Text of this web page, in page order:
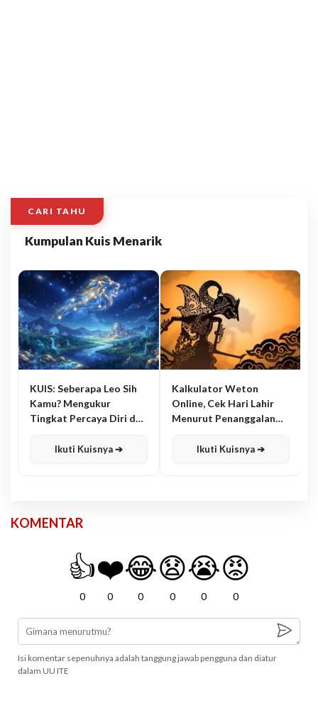
CARI TAHU
Kumpulan Kuis Menarik
KUIS: Seberapa Leo Sih
Kamu? Mengukur
Tingkat Percaya Diri dan
Ikuti Kuisnya ➔
Kalkulator Weton
Online, Cek Hari Lahir
Menurut Penanggalan
Ikuti Kuisnya ➔
KOMENTAR
👍
0
❤️
0
😂
0
😧
0
😭
0
😡
0
Isi komentar sepenuhnya adalah tanggung jawab pengguna dan diatur
dalam UU ITE